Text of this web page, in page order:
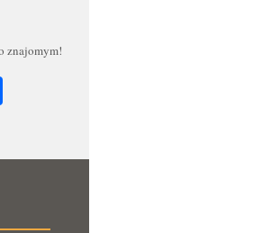
znajomym!